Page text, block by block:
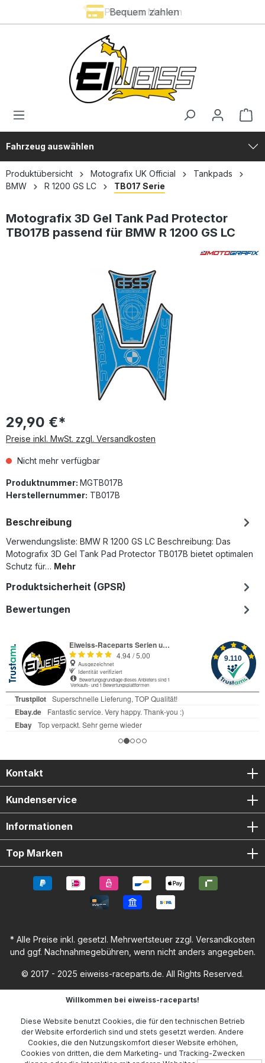
Premium Marken
Bequem zahlen
Fahrzeug auswählen
Produktübersicht Motografix UK Official
Tankpads
BMW
R 1200 GS LC TB017 Serie
Motografix 3D Gel Tank Pad Protector
TB017B passend für BMW R 1200 GS LC
Bildergalerie überspringen
29,90 €*
Preise inkl. MwSt. zzgl. Versandkosten
Nicht mehr verfügbar
Produktnummer: MGTB017B
Herstellernummer: TB017B
Beschreibung
Verwendungsliste: BMW R 1200 GS LC Beschreibung: Das
Motografix 3D Gel Tank Pad Protector TB017B bietet optimalen
Schutz für… Mehr
Produktsicherheit (GPSR)
Bewertungen
Kontakt
Kundenservice
Informationen
Top Marken
* Alle Preise inkl. gesetzl. Mehrwertsteuer zzgl. Versandkosten
und ggf. Nachnahmegebühren, wenn nicht anders angegeben.
© 2017 - 2025 eiweiss-raceparts.de. All Rights Reserved.
Willkommen bei eiweiss-raceparts!
Diese Website benutzt Cookies, die für den technischen Betrieb
der Website erforderlich sind und stets gesetzt werden. Andere
Cookies, die den Nutzungskomfort dieser Website erhöhen,
Cookies von dritten, die dem Marketing- und Tracking-Zwecken